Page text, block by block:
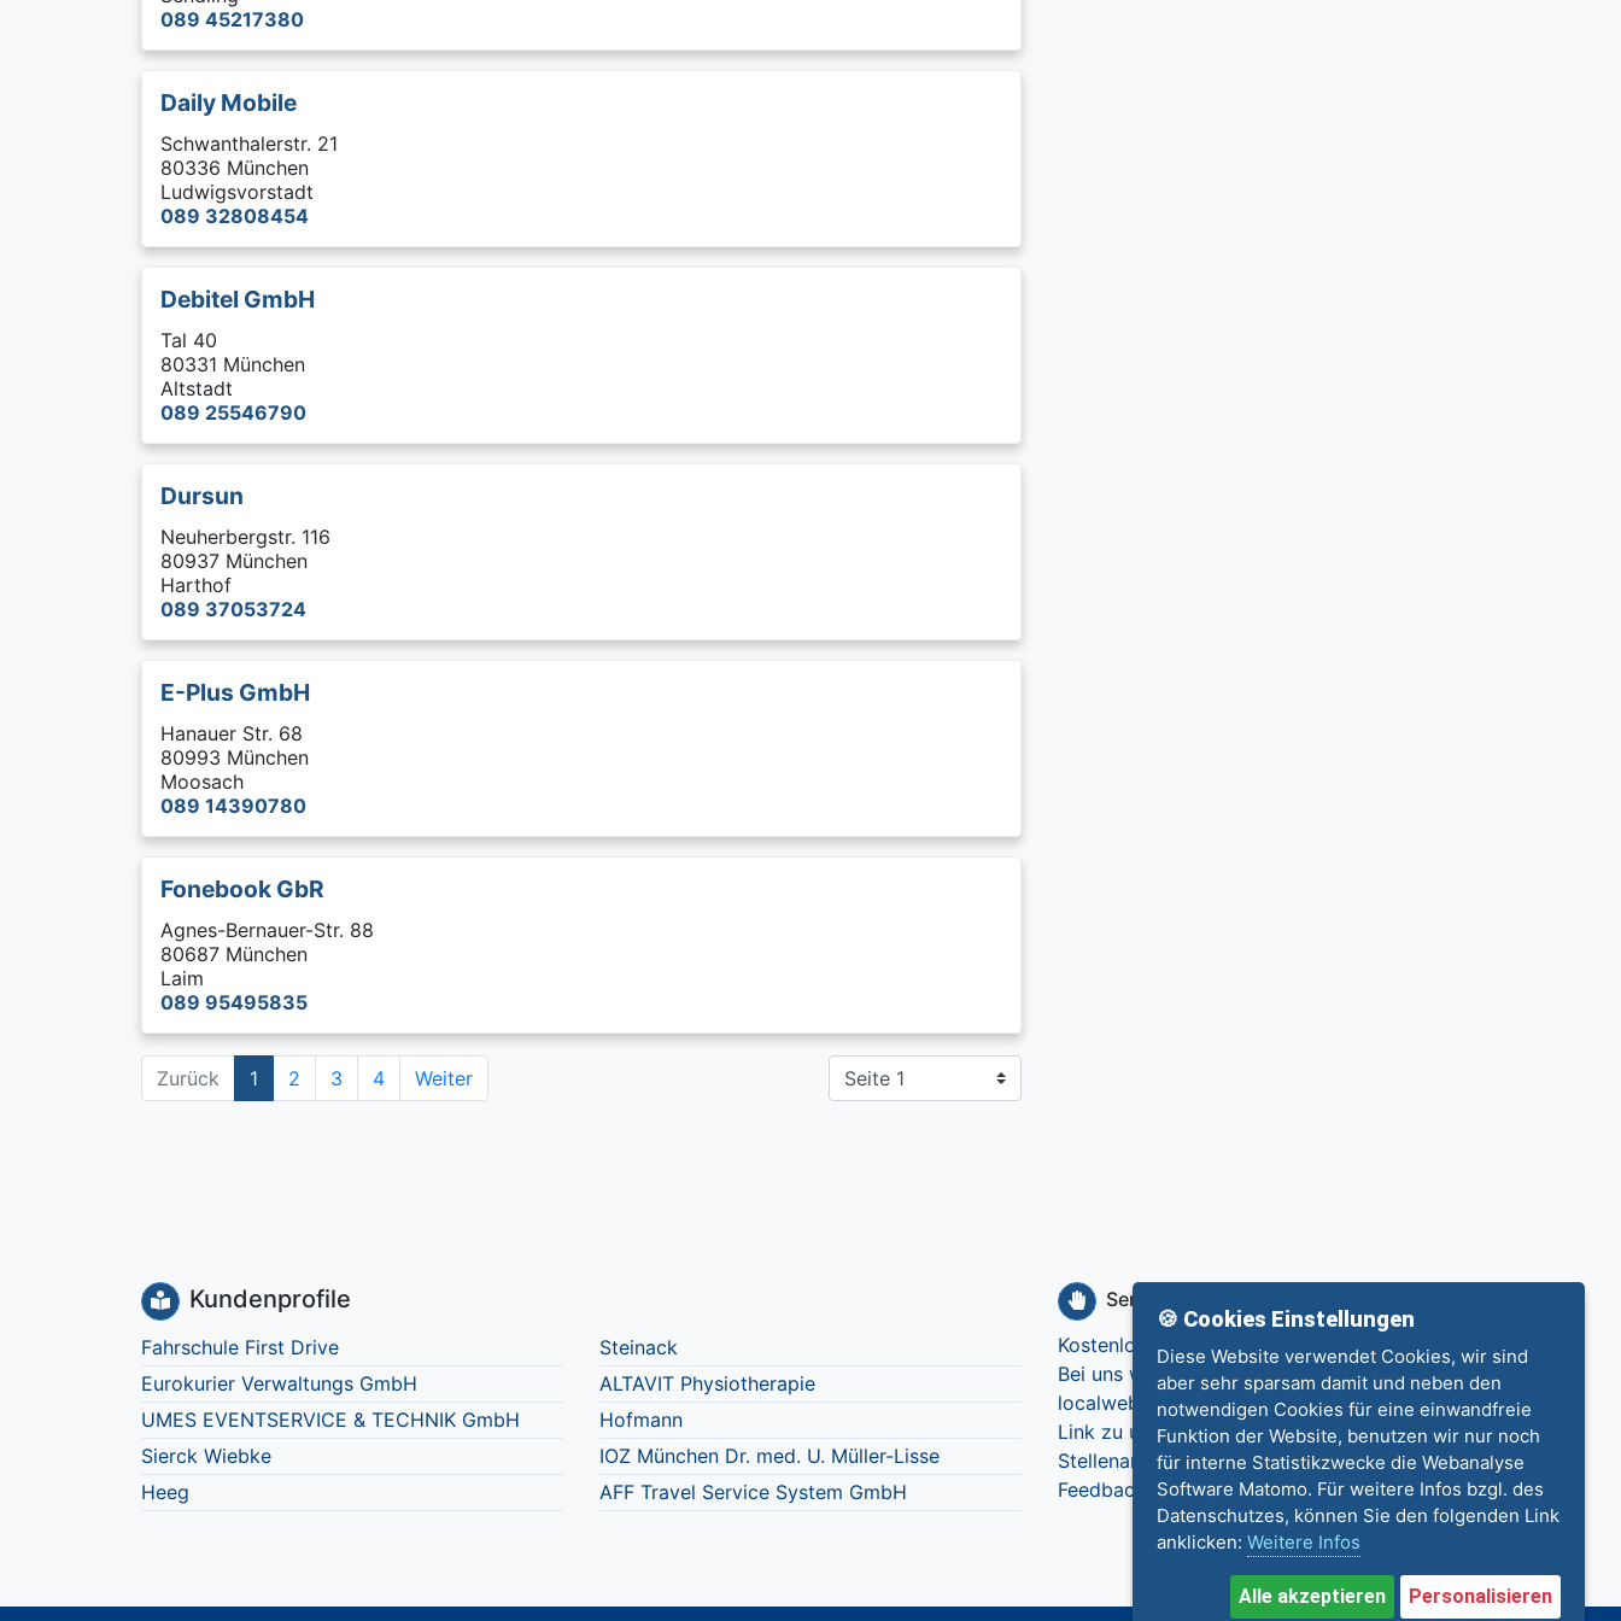
089 45217380
Daily Mobile
Schwanthalerstr. 21
80336 München
Ludwigsvorstadt
089 32808454
Debitel GmbH
Tal 40
80331 München
Altstadt
089 25546790
Dursun
Neuherbergstr. 116
80937 München
Harthof
089 37053724
E-Plus GmbH
Hanauer Str. 68
80993 München
Moosach
089 14390780
Fonebook GbR
Agnes-Bernauer-Str. 88
80687 München
Laim
089 95495835
Zurück 1 2 3 4 Weiter
Kundenprofile
Fahrschule First Drive
Eurokurier Verwaltungs GmbH
UMES EVENTSERVICE & TECHNIK GmbH
Sierck Wiebke
Heeg
Steinack
ALTAVIT Physiotherapie
Hofmann
IOZ München Dr. med. U. Müller-Lisse
AFF Travel Service System GmbH
Service
Kostenlos eintragen
Bei uns werben
localweb.de
Link zu uns
Stellenangebote
Feedback
Datenschutz
Impressum
Kontakt
🍪 Cookies Einstellungen
Diese Website verwendet Cookies, wir sind
aber sehr sparsam damit und neben den
notwendigen Cookies für eine einwandfreie
Funktion der Website, benutzen wir nur noch
für interne Statistikzwecke die Webanalyse
Software Matomo. Für weitere Infos bzgl. des
Datenschutzes, können Sie den folgenden Link
anklicken: Weitere Infos
Alle akzeptieren Personalisieren